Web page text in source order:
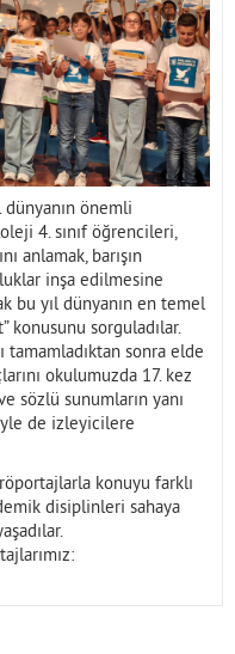
dünyanın önemli
4. sınıf öğrencileri,
anlamak, barışın
inşa edilmesine
bu yıl dünyanın en temel
konusunu sorguladılar.
tamamladıktan sonra elde
okulumuzda 17. kez
sözlü sunumların yanı
de izleyicilere
konuyu farklı
disiplinleri sahaya